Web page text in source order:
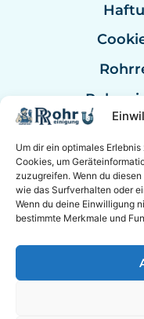
Um dir ein optimales
Cookies, um
zuzugreifen. Wenn du
wie das Surfverhalten oder
Wenn du deine Einwilligung
bestimmte Merkmale und
© 2026 Experten